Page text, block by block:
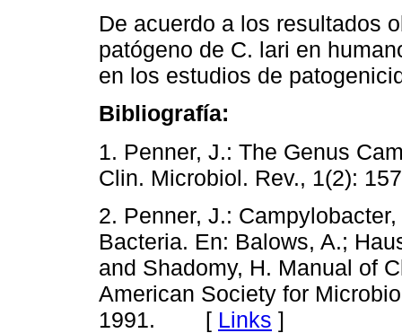
De acuerdo a los resultados
patógeno de C. lari en
en los estudios de
Bibliografía:
1. Penner, J.: The Genus
Clin. Microbiol. Rev., 1(2):
2. Penner, J.:
Bacteria. En: Balows, A.;
and Shadomy, H. Manual of
American Society for
1991. [ Links ]